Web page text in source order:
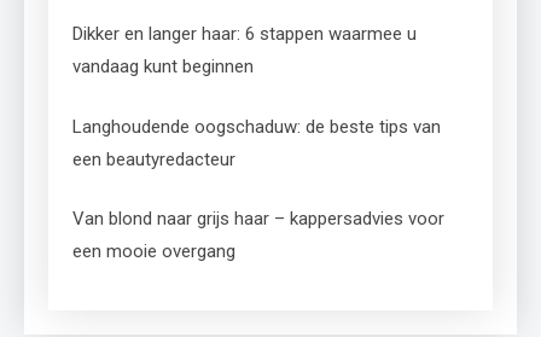
Dikker en langer haar: 6 stappen waarmee u
vandaag kunt beginnen
Langhoudende oogschaduw: de beste tips van
een beautyredacteur
Van blond naar grijs haar – kappersadvies voor
een mooie overgang